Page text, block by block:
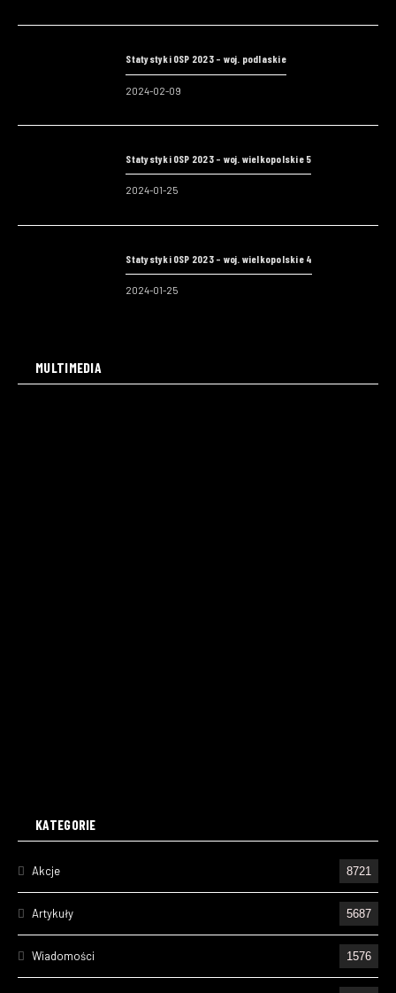
Statystyki OSP 2023 – woj. podlaskie
2024-02-09
Statystyki OSP 2023 – woj. wielkopolskie 5
2024-01-25
Statystyki OSP 2023 – woj. wielkopolskie 4
2024-01-25
MULTIMEDIA
KATEGORIE
Akcje 8721
Artykuły 5687
Wiadomości 1576